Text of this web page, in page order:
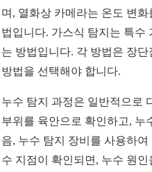
며, 열화상 카메라는 온도 변
법입니다. 가스식 탐지는 특수
는 방법입니다. 각 방법은 장
방법을 선택해야 합니다.
누수 탐지 과정은 일반적으로
부위를 육안으로 확인하고, 누
음, 누수 탐지 장비를 사용하
수 지점이 확인되면, 누수 원